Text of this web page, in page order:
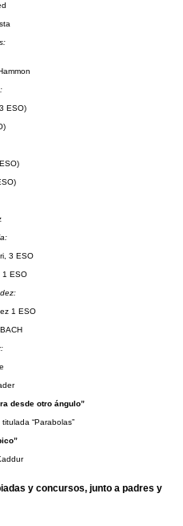
ESO)
3 ESO
1 ESO
1 ESO
desde otro ángulo”
“Parabolas”
y concursos, junto a padres y